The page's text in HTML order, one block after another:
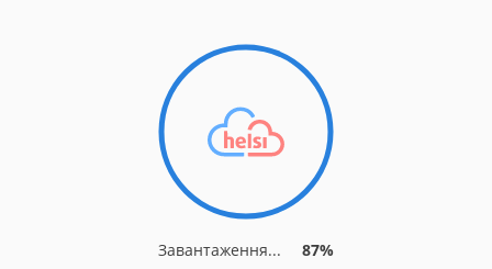
Завантаження... 87%